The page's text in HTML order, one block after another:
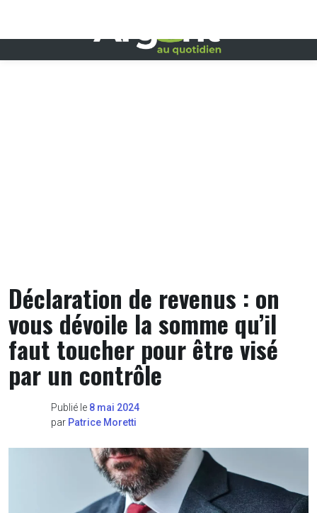
content
Déclaration de revenus : on
vous dévoile la somme qu’il
faut toucher pour être visé
par un contrôle
Publié le 8 mai 2024
par Patrice Moretti